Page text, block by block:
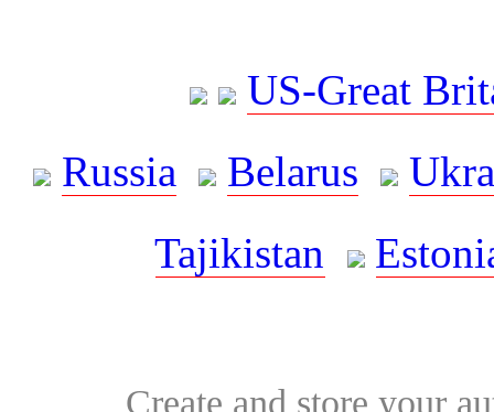
US-Great
Russia
Belarus
Tajikistan
Create and store your